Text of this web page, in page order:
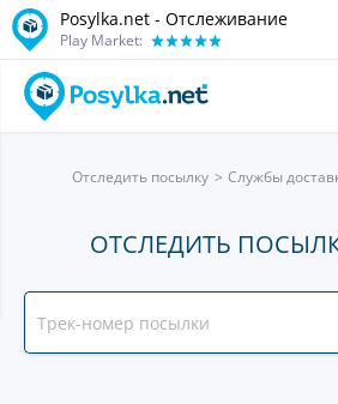
Posylka.net - Отслеживание
Play Market:
Отследить посылку Службы
ОТСЛЕДИТЬ